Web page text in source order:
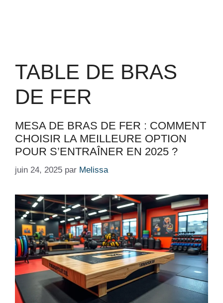
TABLE DE BRAS
DE FER
MESA DE BRAS DE FER : COMMENT
CHOISIR LA MEILLEURE OPTION
POUR S’ENTRAÎNER EN 2025 ?
juin 24, 2025 par Melissa